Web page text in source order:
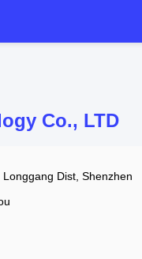
Co., LTD
Dist, Shenzhen